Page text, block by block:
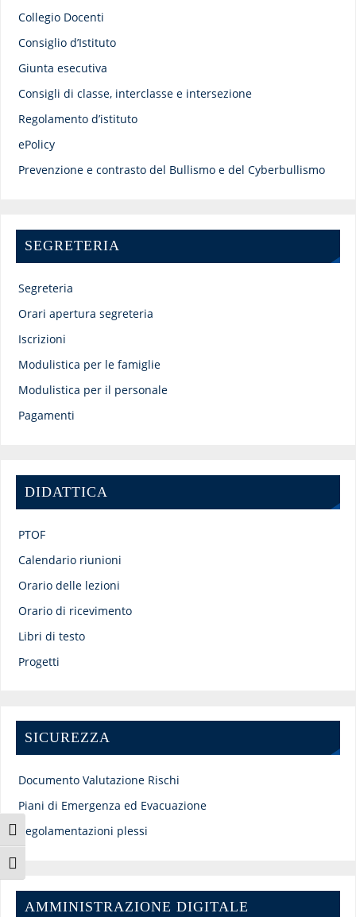
Attiva/disattiva alto contrasto
Attiva/disattiva dimensione testo
Collegio Docenti
Consiglio d’Istituto
Giunta esecutiva
Consigli di classe, interclasse e intersezione
Regolamento d’istituto
ePolicy
Prevenzione e contrasto del Bullismo e del Cyberbullismo
SEGRETERIA
Segreteria
Orari apertura segreteria
Iscrizioni
Modulistica per le famiglie
Modulistica per il personale
Pagamenti
DIDATTICA
PTOF
Calendario riunioni
Orario delle lezioni
Orario di ricevimento
Libri di testo
Progetti
SICUREZZA
Documento Valutazione Rischi
Piani di Emergenza ed Evacuazione
Regolamentazioni plessi
AMMINISTRAZIONE DIGITALE